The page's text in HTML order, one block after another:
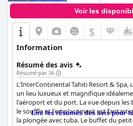
Voir les
$
Information
Résumé des avis
Résumé par IA
L'InterContinental Tahiti Resort & Spa,
un lieu luxueux et magnifique
l'aéroport et du port. La vue depuis les
le souffle et l'emplacement est
la plongée avec tuba. Le buffet du
Lire les résumés des avis pour